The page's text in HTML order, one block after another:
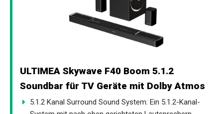
ULTIMEA Skywave F40 Boom 5.1.2
Soundbar für TV Geräte mit Dolby Atmos
5.1.2 Kanal Surround Sound System: Ein 5.1.2-Kanal-